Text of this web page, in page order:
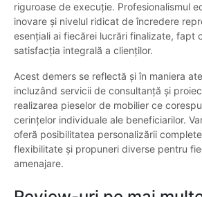
riguroase de execuție. Profesionalismul
inovare și nivelul ridicat de încredere
esențiali ai fiecărei lucrări finalizate, fapt
satisfacția integrală a clienților.
Acest demers se reflectă și în maniera
incluzând servicii de consultanță și
realizarea pieselor de mobilier ce
cerințelor individuale ale beneficiarilor.
oferă posibilitatea personalizării
flexibilitate și propuneri diverse pentru
amenajare.